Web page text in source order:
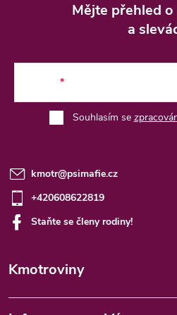
Mějte přehled
a
Souhlasím se
kmotr@psimafie.cz
+420608622819
Staňte se členy rodiny!
Kmotroviny